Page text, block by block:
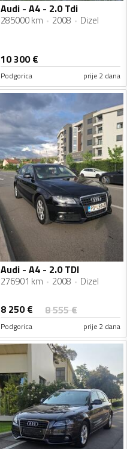
Audi - A4 - 2.0 Tdi
285000 km 2008 Dizel
10 300€
Podgorica prije 2 dana
Audi - A4 - 2.0 TDI
276901 km 2008 Dizel
8 250€ 8 555€
Podgorica prije 2 dana